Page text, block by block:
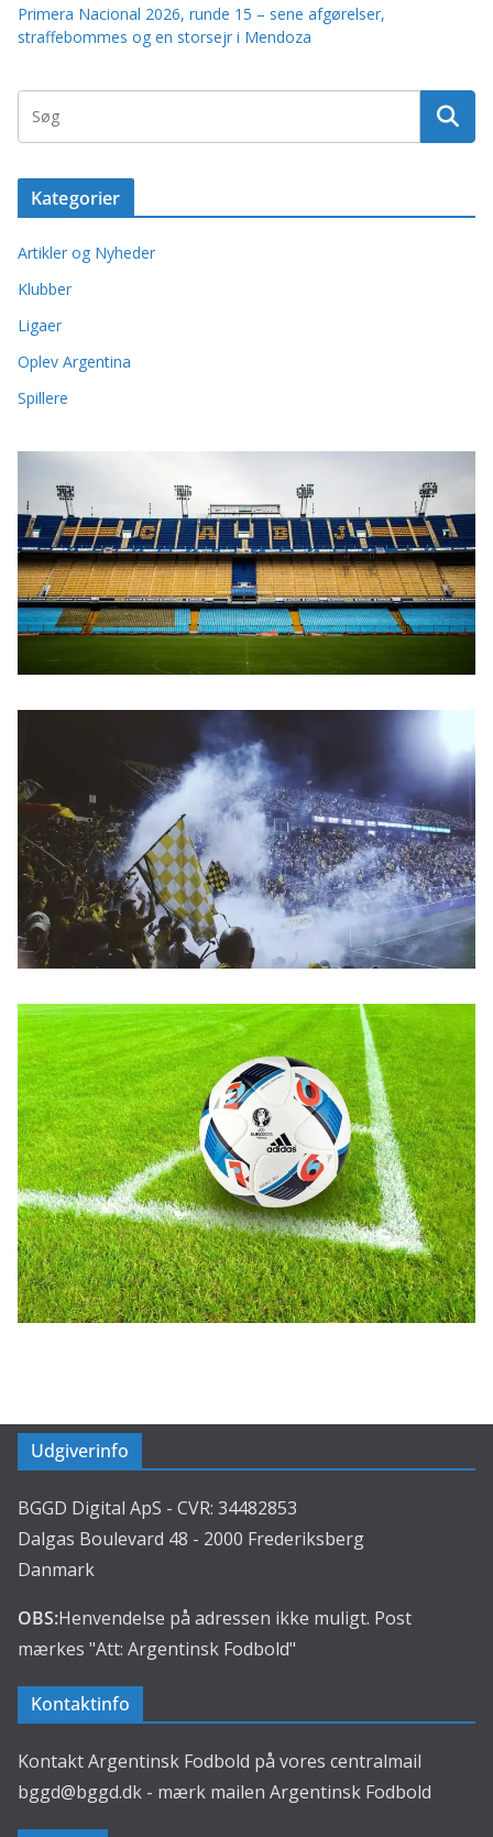
Primera Nacional 2026, runde 15 – sene afgørelser,
straffebommes og en storsejr i Mendoza
Kategorier
Artikler og Nyheder
Klubber
Ligaer
Oplev Argentina
Spillere
Udgiverinfo
BGGD Digital ApS - CVR: 34482853
Dalgas Boulevard 48 - 2000 Frederiksberg
Danmark
OBS:Henvendelse på adressen ikke muligt. Post
mærkes "Att: Argentinsk Fodbold"
Kontaktinfo
Kontakt Argentinsk Fodbold på vores centralmail
bggd@bggd.dk - mærk mailen Argentinsk Fodbold